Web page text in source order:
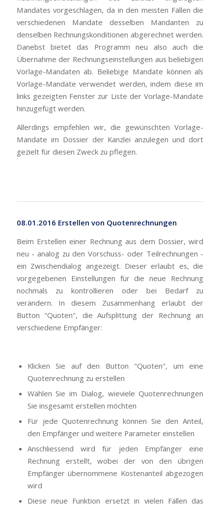
Mandates vorgeschlagen, da in den meisten Fällen die
verschiedenen Mandate desselben Mandanten zu
denselben Rechnungskonditionen abgerechnet werden.
Danebst bietet das Programm neu also auch die
Übernahme der Rechnungseinstellungen aus beliebigen
Vorlage-Mandaten ab. Beliebige Mandate können als
Vorlage-Mandate verwendet werden, indem diese im
links gezeigten Fenster zur Liste der Vorlage-Mandate
hinzugefügt werden.
Allerdings empfehlen wir, die gewünschten Vorlage-
Mandate im Dossier der Kanzlei anzulegen und dort
gezielt für diesen Zweck zu pflegen.
08.01.2016 Erstellen von Quotenrechnungen
Beim Erstellen einer Rechnung aus dem Dossier, wird
neu - analog zu den Vorschuss- oder Teilrechnungen -
ein Zwischendialog angezeigt. Dieser erlaubt es, die
vorgegebenen Einstellungen für die neue Rechnung
nochmals zu kontrollieren oder bei Bedarf zu
verändern. In diesem Zusammenhang erlaubt der
Button "Quoten", die Aufsplittung der Rechnung an
verschiedene Empfänger:
Klicken Sie auf den Button "Quoten", um eine
Quotenrechnung zu erstellen
Wählen Sie im Dialog, wieviele Quotenrechnungen
Sie insgesamt erstellen möchten
Für jede Quotenrechnung können Sie den Anteil,
den Empfänger und weitere Parameter einstellen
Anschliessend wird für jeden Empfänger eine
Rechnung erstellt, wobei der von den übrigen
Empfänger übernommene Kostenanteil abgezogen
wird
Diese neue Funktion ersetzt in vielen Fällen das